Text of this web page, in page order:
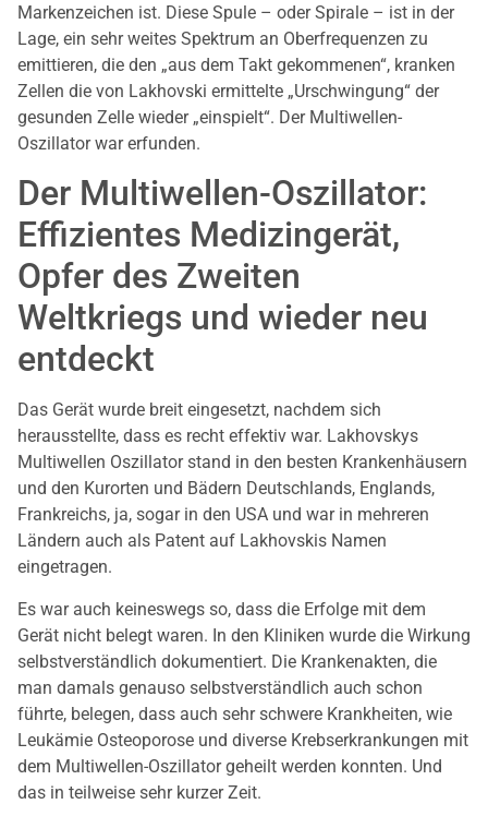
Markenzeichen ist. Diese Spule – oder Spirale – ist in der
Lage, ein sehr weites Spektrum an Oberfrequenzen zu
emittieren, die den „aus dem Takt gekommenen“, kranken
Zellen die von Lakhovski ermittelte „Urschwingung“ der
gesunden Zelle wieder „einspielt“. Der Multiwellen-
Oszillator war erfunden.
Der Multiwellen-Oszillator:
Effizientes Medizingerät,
Opfer des Zweiten
Weltkriegs und wieder neu
entdeckt
Das Gerät wurde breit eingesetzt, nachdem sich
herausstellte, dass es recht effektiv war. Lakhovskys
Multiwellen Oszillator stand in den besten Krankenhäusern
und den Kurorten und Bädern Deutschlands, Englands,
Frankreichs, ja, sogar in den USA und war in mehreren
Ländern auch als Patent auf Lakhovskis Namen
eingetragen.
Es war auch keineswegs so, dass die Erfolge mit dem
Gerät nicht belegt waren. In den Kliniken wurde die Wirkung
selbstverständlich dokumentiert. Die Krankenakten, die
man damals genauso selbstverständlich auch schon
führte, belegen, dass auch sehr schwere Krankheiten, wie
Leukämie Osteoporose und diverse Krebserkrankungen mit
dem Multiwellen-Oszillator geheilt werden konnten. Und
das in teilweise sehr kurzer Zeit.